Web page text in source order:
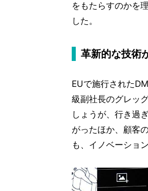
をもたらすのかを
した。
革新的な技術
EUで施行された
級副社長のグレッ
しょうが、行き過
がったほか、顧客
も、イノベーショ